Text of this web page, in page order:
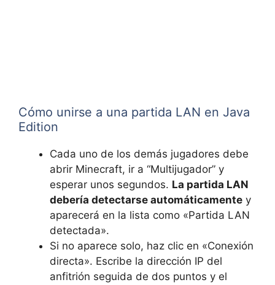
Cómo unirse a una partida LAN en Java
Edition
Cada uno de los demás jugadores debe
abrir Minecraft, ir a “Multijugador” y
esperar unos segundos. La partida LAN
debería detectarse automáticamente y
aparecerá en la lista como «Partida LAN
detectada».
Si no aparece solo, haz clic en «Conexión
directa». Escribe la dirección IP del
anfitrión seguida de dos puntos y el